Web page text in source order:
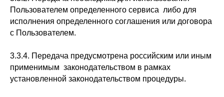
Пользователем определенного сервиса либо для
исполнения определенного соглашения или договора
с Пользователем.
3.3.4. Передача предусмотрена российским или иным
применимым законодательством в рамках
установленной законодательством процедуры.